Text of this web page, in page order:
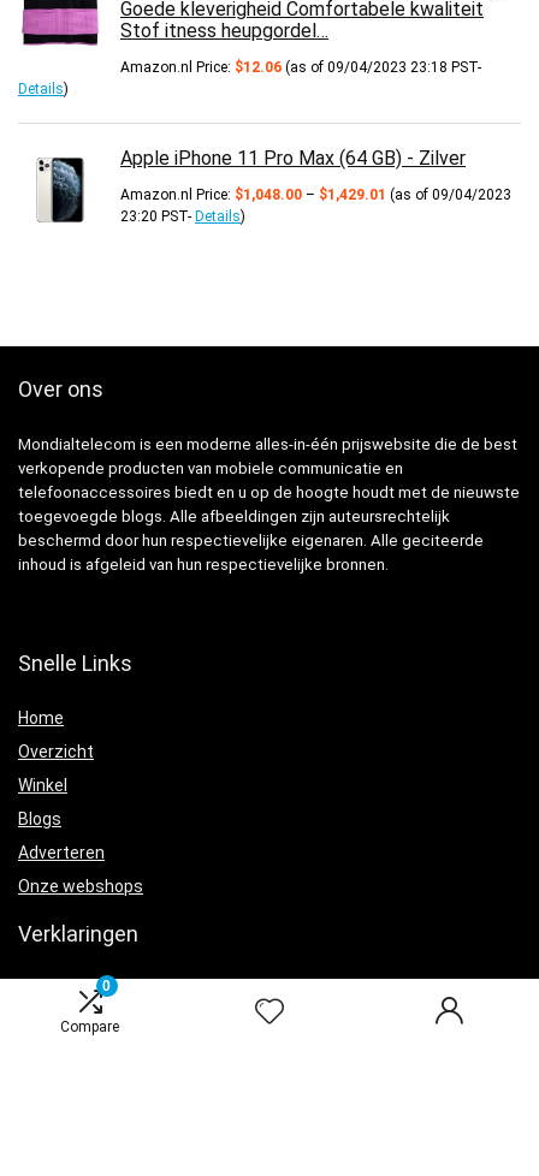
0
Compare
Goede kleverigheid Comfortabele kwaliteit
Stof itness heupgordel…
Amazon.nl Price: $12.06 (as of 09/04/2023 23:18 PST-
Details)
Apple iPhone 11 Pro Max (64 GB) - Zilver
Amazon.nl Price: $1,048.00 – $1,429.01 Prijsklasse:
$1,048.00
(as of 09/04/2023
23:20 PST- Details)
Over ons
Mondialtelecom is een moderne alles-in-één prijswebsite die de best
verkopende producten van mobiele communicatie en
telefoonaccessoires biedt en u op de hoogte houdt met de nieuwste
toegevoegde blogs. Alle afbeeldingen zijn auteursrechtelijk
beschermd door hun respectievelijke eigenaren. Alle geciteerde
inhoud is afgeleid van hun respectievelijke bronnen.
Snelle Links
Home
Overzicht
Winkel
Blogs
Adverteren
Onze webshops
Verklaringen
Privacybeleid
algemene voorwaarden